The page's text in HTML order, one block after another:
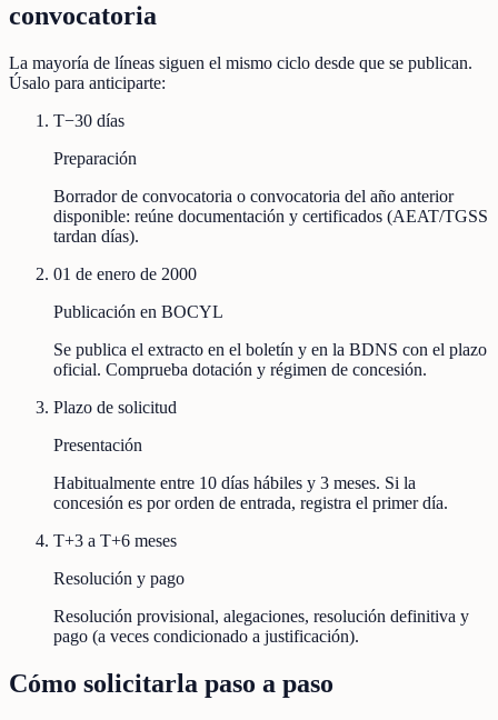
convocatoria
La mayoría de líneas siguen el mismo ciclo desde que se publican.
Úsalo para anticiparte:
T−30 días
Preparación
Borrador de convocatoria o convocatoria del año anterior
disponible: reúne documentación y certificados (AEAT/TGSS
tardan días).
01 de enero de 2000
Publicación en BOCYL
Se publica el extracto en el boletín y en la BDNS con el plazo
oficial. Comprueba dotación y régimen de concesión.
Plazo de solicitud
Presentación
Habitualmente entre 10 días hábiles y 3 meses. Si la
concesión es por orden de entrada, registra el primer día.
T+3 a T+6 meses
Resolución y pago
Resolución provisional, alegaciones, resolución definitiva y
pago (a veces condicionado a justificación).
Cómo solicitarla paso a paso